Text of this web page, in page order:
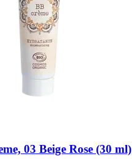
03 Beige Rose (30 ml)